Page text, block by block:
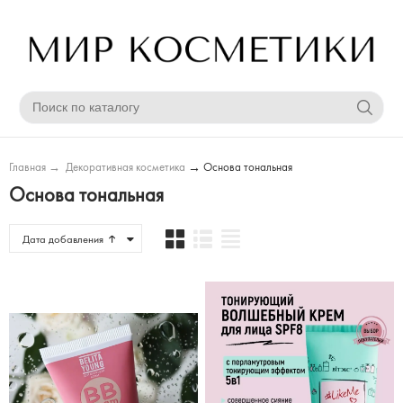
Главная → Декоративная косметика → Основа тональная
Основа тональная
Дата добавления